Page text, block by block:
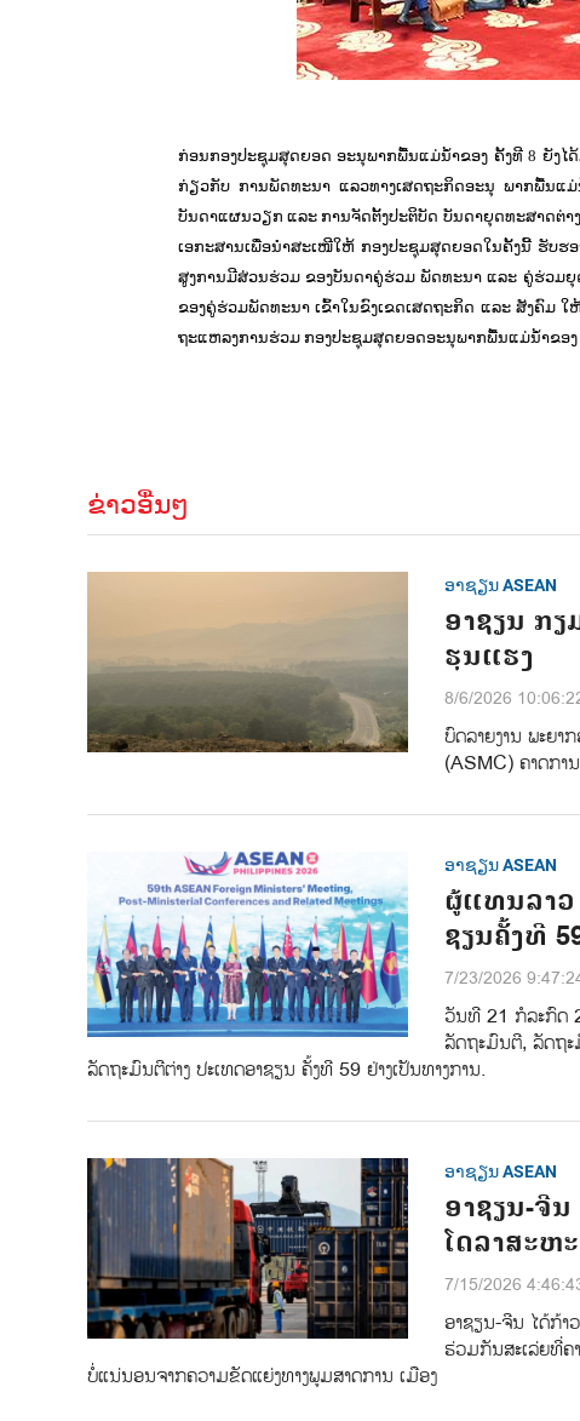
ກ່ອນກອງປະຊຸມສຸດຍອດ ອະນຸພາກພື້ນແມ່ນ້ຳຂອງ ຄັ້ງທີ 8 ຍັງໄ
ກ່ຽວກັບ ການພັດທະນາ ແລວທາງເສດຖະກິດອະນຸ ພາກພື້ນແ
ບັນດາແຜນວຽກ ແລະ ການຈັດຕັ້ງປະຕິບັດ ບັນດາຍຸດທະສາດຕ່
ເອກະສານເພື່ອນຳສະເໜີໃຫ້ ກອງປະຊຸມສຸດຍອດໃນຄັ້ງນີ້ ຮັບຮ
ສູງການມີສ່ວນຮ່ວມ ຂອງບັນດາຄູ່ຮ່ວມ ພັດທະນາ ແລະ ຄູ່ຮ່ວມ
ຂອງຄູ່ຮ່ວມພັດທະນາ ເຂົ້າໃນຂົງເຂດເສດຖະກິດ ແລະ ສັງຄົມ
ຖະແຫລງການຮ່ວມ ກອງປະຊຸມສຸດຍອດອະນຸພາກພື້ນແມ່ນໍ້າຂອງ
ຂ່າວອື່ນໆ
ອາຊຽນ ASEAN
ອາຊຽນ ກ
ຮຸນແຮງ
8/6/2026
ບົດລາຍງານ ພະຍ
(ASMC) ຄາດກາ
ອາຊຽນ ASEAN
ຜູ້ແທນລາວ
ຊຽນຄັ້ງທີ
7/23/2026
ວັນທີ 21 ກໍລະກົດ
ລັດຖະມົນຕີ, ລັດຖະ
ລັດຖະມົນຕີຕ່າງ ປະເທດອາຊຽນ ຄັ້ງທີ 59 ຢ່າງເປັນທາງການ.
ອາຊຽນ ASEAN
ອາຊຽນ-ຈີ
ໂດລາສະຫ
7/15/2026
ອາຊຽນ-ຈີນ ໄດ້ກ້
ຮ່ວມກັນສະເລ່ຍທີ່ຄ
ບໍ່ແນ່ນອນຈາກຄວາມຂັດແຍ່ງທາງພູມສາດການ ເມືອງ